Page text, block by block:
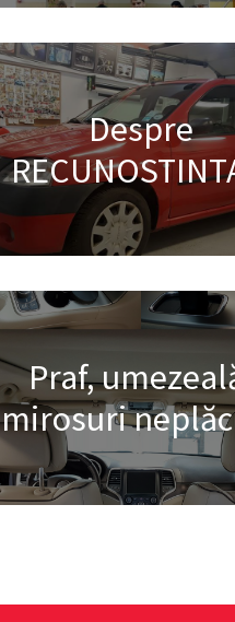
Despre
Praf,
mirosuri